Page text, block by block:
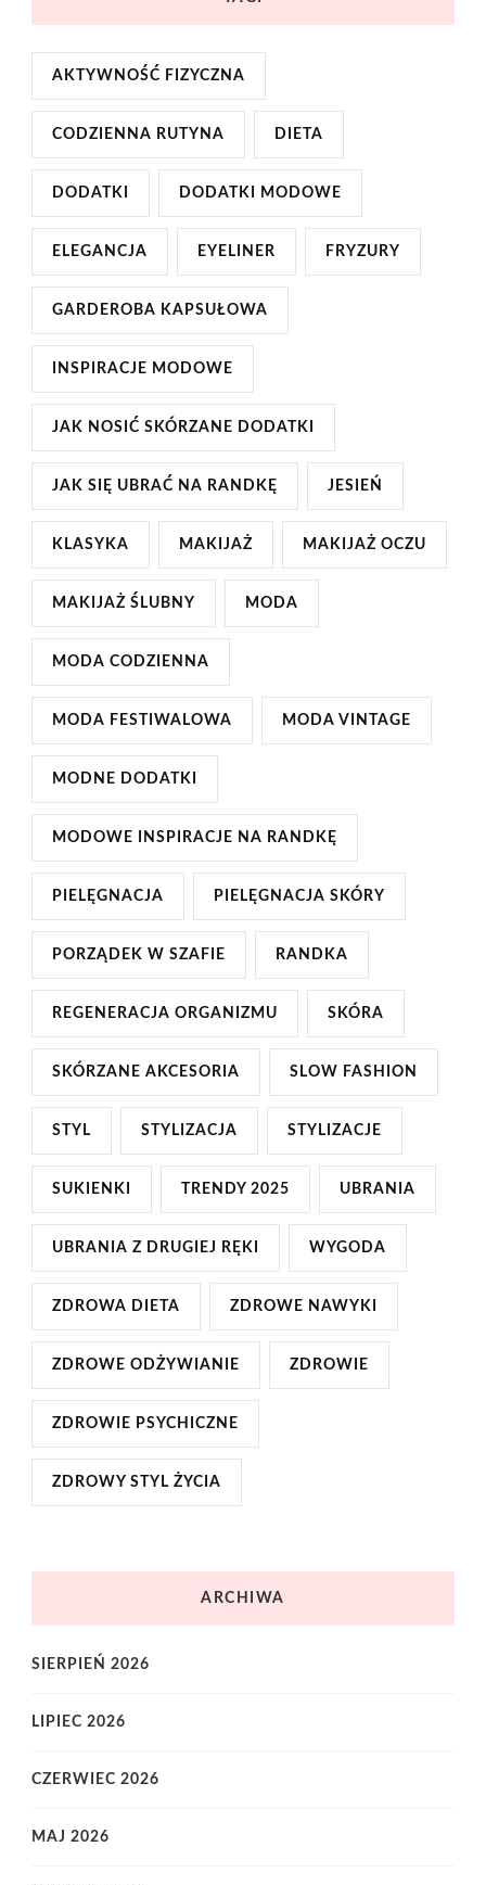
AKTYWNOŚĆ FIZYCZNA
CODZIENNA RUTYNA DIETA
DODATKI DODATKI MODOWE
ELEGANCJA EYELINER FRYZURY
GARDEROBA KAPSUŁOWA
INSPIRACJE MODOWE
JAK NOSIĆ SKÓRZANE DODATKI
JAK SIĘ UBRAĆ NA RANDKĘ JESIEŃ
KLASYKA MAKIJAŻ MAKIJAŻ OCZU
MAKIJAŻ ŚLUBNY MODA
MODA CODZIENNA
MODA FESTIWALOWA MODA VINTAGE
MODNE DODATKI
MODOWE INSPIRACJE NA RANDKĘ
PIELĘGNACJA PIELĘGNACJA SKÓRY
PORZĄDEK W SZAFIE RANDKA
REGENERACJA ORGANIZMU SKÓRA
SKÓRZANE AKCESORIA SLOW FASHION
STYL STYLIZACJA STYLIZACJE
SUKIENKI TRENDY 2025 UBRANIA
UBRANIA Z DRUGIEJ RĘKI WYGODA
ZDROWA DIETA ZDROWE NAWYKI
ZDROWE ODŻYWIANIE ZDROWIE
ZDROWIE PSYCHICZNE
ZDROWY STYL ŻYCIA
ARCHIWA
SIERPIEŃ 2026
LIPIEC 2026
CZERWIEC 2026
MAJ 2026